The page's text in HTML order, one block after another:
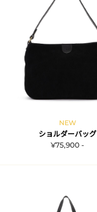
NEW
ショルダーバッグ
¥75,900 -